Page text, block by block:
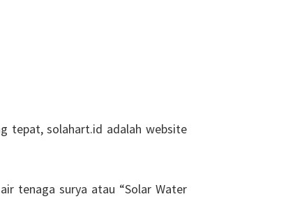
tepat, solahart.id adalah website
tenaga surya atau “Solar Water